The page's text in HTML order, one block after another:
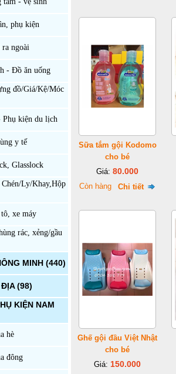
phụ kiện
ngoài
- Đồ ăn uống
đồ/Giá/Kệ/Móc
kiện du lịch
y tế
Glasslock
Ly/Khay,Hộp
xe máy
rác, xẻng/gầu
MINH (440)
ĐỊA(98)
KIỆN NAM
hè
đông
Sữa tắm gội Kodomo
cho bé
Giá: 80.000
Còn hàng Chi tiết
Ghế gội đầu Việt Nhật
cho bé
Giá: 150.000